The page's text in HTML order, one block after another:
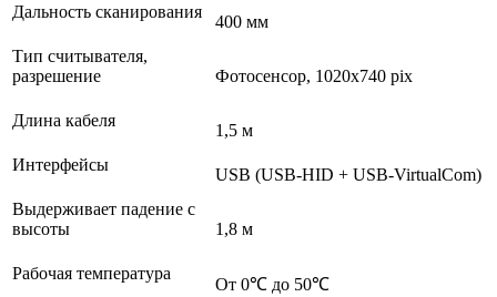
Дальность сканирования
400 мм
Тип считывателя,
разрешение
Фотосенсор, 1020x740 pix
Длина кабеля
1,5 м
Интерфейсы
USB (USB-HID + USB-VirtualCom)
Выдерживает падение с
высоты
1,8 м
Рабочая температура
От 0℃ до 50℃